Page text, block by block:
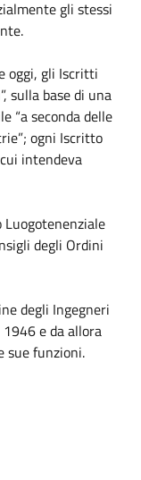
gli stessi
oggi, gli Iscritti
sulla base di una
“a seconda delle
ogni Iscritto
intendeva
Luogotenenziale
degli Ordini
degli Ingegneri
e da allora
sue funzioni.